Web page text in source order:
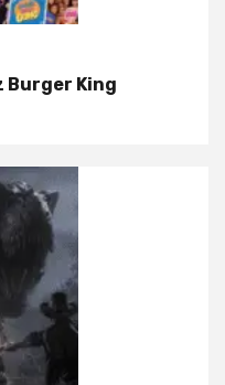
Burger King